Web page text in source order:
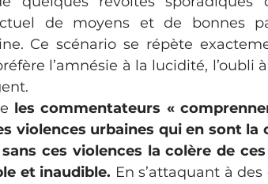
de moyens et de bonnes
Ce scénario se répète
l’amnésie à la lucidité, l’oubli
les commentateurs «
violences urbaines qui en sont la
ces violences la colère de
et inaudible. En s’attaquant à